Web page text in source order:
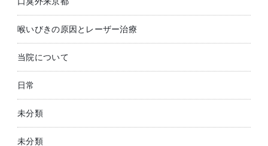
喉いびきの原因とレーザー治療
当院について
日常
未分類
未分類